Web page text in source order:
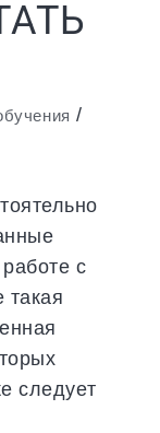
у вас
/
с
такая
следует